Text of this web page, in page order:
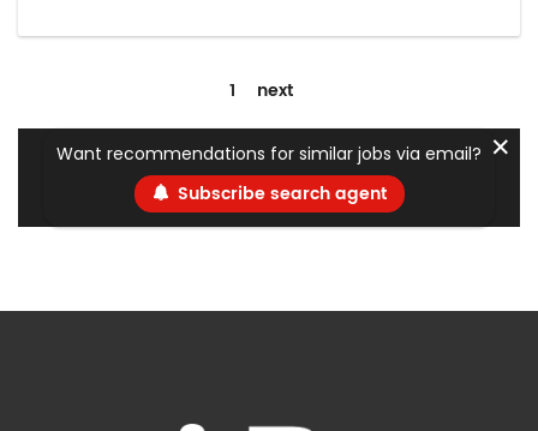
1 next
Want recommendations for similar jobs via email?
Subscribe search agent
✕